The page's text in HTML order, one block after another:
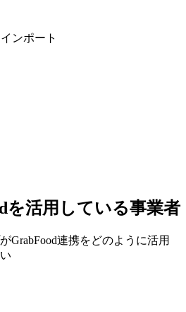
ンポート
活用している事業者
GrabFood連携をどのように活用